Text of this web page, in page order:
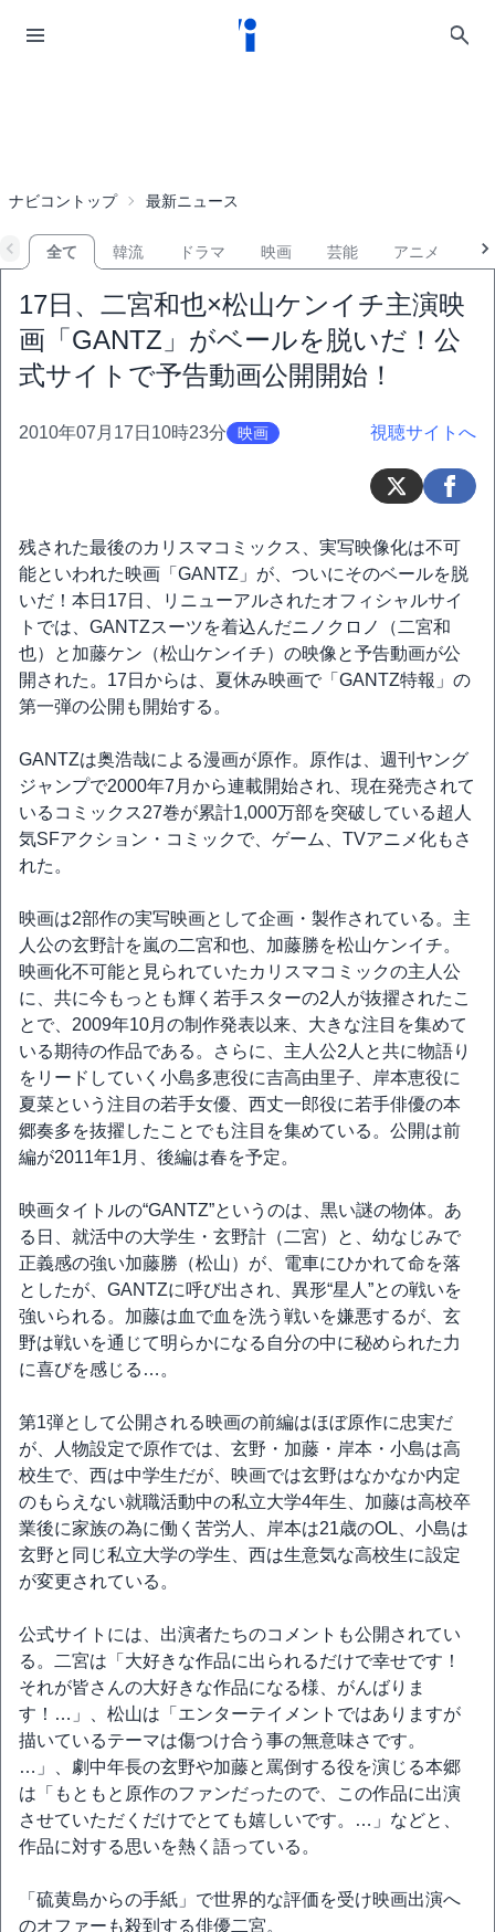
ナビコントップ 最新ニュース
全て 韓流 ドラマ 映画 芸能 アニメ
17日、二宮和也×松山ケンイチ主演映
画「GANTZ」がベールを脱いだ！公
式サイトで予告動画公開開始！
2010年07月17日10時23分 映画 視聴サイトへ
残された最後のカリスマコミックス、実写映像化は不可
能といわれた映画「GANTZ」が、ついにそのベールを脱
いだ！本日17日、リニューアルされたオフィシャルサイ
トでは、GANTZスーツを着込んだニノクロノ（二宮和
也）と加藤ケン（松山ケンイチ）の映像と予告動画が公
開された。17日からは、夏休み映画で「GANTZ特報」の
第一弾の公開も開始する。
GANTZは奥浩哉による漫画が原作。原作は、週刊ヤング
ジャンプで2000年7月から連載開始され、現在発売されて
いるコミックス27巻が累計1,000万部を突破している超人
気SFアクション・コミックで、ゲーム、TVアニメ化もさ
れた。
映画は2部作の実写映画として企画・製作されている。主
人公の玄野計を嵐の二宮和也、加藤勝を松山ケンイチ。
映画化不可能と見られていたカリスマコミックの主人公
に、共に今もっとも輝く若手スターの2人が抜擢されたこ
とで、2009年10月の制作発表以来、大きな注目を集めて
いる期待の作品である。さらに、主人公2人と共に物語り
をリードしていく小島多恵役に吉高由里子、岸本恵役に
夏菜という注目の若手女優、西丈一郎役に若手俳優の本
郷奏多を抜擢したことでも注目を集めている。公開は前
編が2011年1月、後編は春を予定。
映画タイトルの“GANTZ”というのは、黒い謎の物体。あ
る日、就活中の大学生・玄野計（二宮）と、幼なじみで
正義感の強い加藤勝（松山）が、電車にひかれて命を落
としたが、GANTZに呼び出され、異形“星人”との戦いを
強いられる。加藤は血で血を洗う戦いを嫌悪するが、玄
野は戦いを通じて明らかになる自分の中に秘められた力
に喜びを感じる…。
第1弾として公開される映画の前編はほぼ原作に忠実だ
が、人物設定で原作では、玄野・加藤・岸本・小島は高
校生で、西は中学生だが、映画では玄野はなかなか内定
のもらえない就職活動中の私立大学4年生、加藤は高校卒
業後に家族の為に働く苦労人、岸本は21歳のOL、小島は
玄野と同じ私立大学の学生、西は生意気な高校生に設定
が変更されている。
公式サイトには、出演者たちのコメントも公開されてい
る。二宮は「大好きな作品に出られるだけで幸せです！
それが皆さんの大好きな作品になる様、がんばりま
す！…」、松山は「エンターテイメントではありますが
描いているテーマは傷つけ合う事の無意味さです。
…」、劇中年長の玄野や加藤と罵倒する役を演じる本郷
は「もともと原作のファンだったので、この作品に出演
させていただくだけでとても嬉しいです。…」などと、
作品に対する思いを熱く語っている。
「硫黄島からの手紙」で世界的な評価を受け映画出演へ
のオファーも殺到する俳優二宮。